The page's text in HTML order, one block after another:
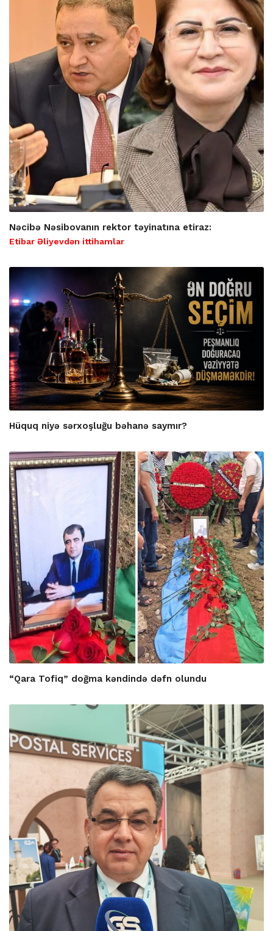
Nəcibə Nəsibovanın rektor təyinatına etiraz:
Etibar Əliyevdən ittihamlar
Hüquq niyə sərxoşluğu bəhanə saymır?
“Qara Tofiq” doğma kəndində dəfn olundu